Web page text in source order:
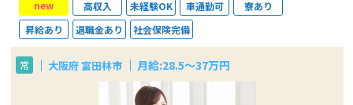
new 高収入 未経験OK 車通勤可
寮あり
昇給あり
退職金あり 社会保険完備
常 大阪府 富田林市 月給:28.5～37万円